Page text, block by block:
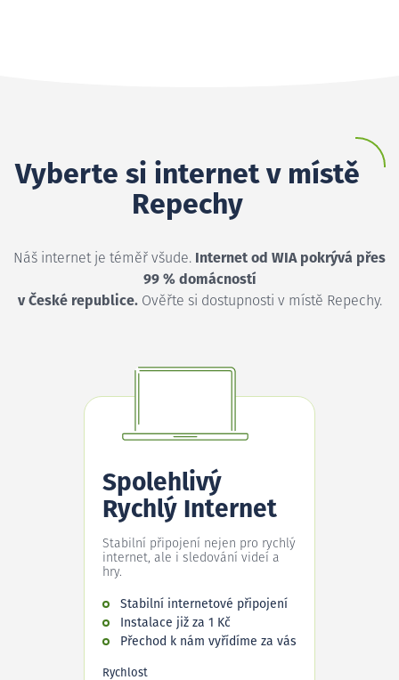
Vyberte si internet v místě
Repechy
Náš internet je téměř všude. Internet od WIA pokrývá přes
99 % domácností
v České republice.Ověřte si dostupnosti v místě Repechy.
Spolehlivý
Rychlý Internet
Stabilní připojení nejen pro rychlý
internet, ale i sledování videí a
hry.
Stabilní internetové připojení
Instalace již za 1 Kč
Přechod k nám vyřídíme za vás
Rychlost